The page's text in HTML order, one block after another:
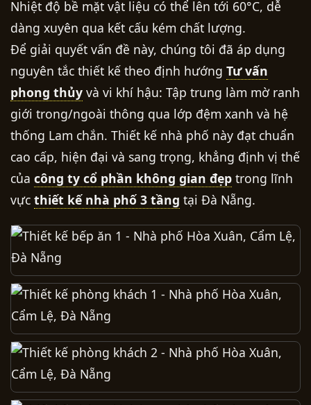
Nhiệt độ bề mặt vật liệu có thể lên tới 60°C, dễ
dàng xuyên qua kết cấu kém chất lượng.
Để giải quyết vấn đề này, chúng tôi đã áp dụng
nguyên tắc thiết kế theo định hướng Tư vấn
phong thủy và vi khí hậu: Tập trung làm mờ ranh
giới trong/ngoài thông qua lớp đệm xanh và hệ
thống Lam chắn. Thiết kế nhà phố này đạt chuẩn
cao cấp, hiện đại và sang trọng, khẳng định vị thế
của công ty cổ phần không gian đẹp trong lĩnh
vực thiết kế nhà phố 3 tầng tại Đà Nẵng.